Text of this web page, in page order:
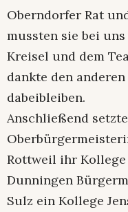
Oberndorfer Rat
mussten sie bei
Kreisel und dem
dankte den
dabeibleiben.
Anschließend
Rottweil ihr
Dunningen
Sulz ein Kollege